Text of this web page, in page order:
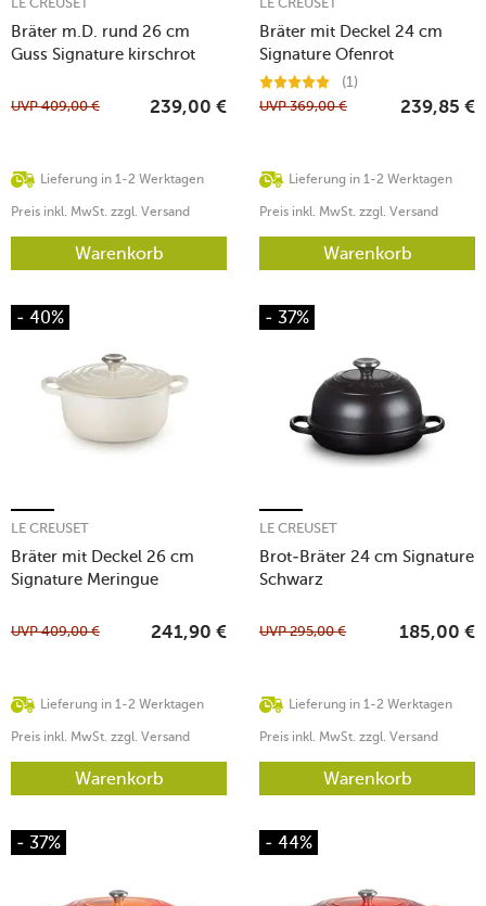
Bräter m.D. rund 26 cm
Guss Signature kirschrot
Lieferung in 1-2 Werktagen
UVP409,00 € 239,00 €
Preis inkl. MwSt. zzgl. Versand
Warenkorb
Bräter mit Deckel 24 cm
Signature Ofenrot
(1)
Lieferung in 1-2 Werktagen
UVP369,00 € 239,85 €
Preis inkl. MwSt. zzgl. Versand
Warenkorb
- 40%
Bräter mit Deckel 26 cm
Signature Meringue
LE CREUSET
Lieferung in 1-2 Werktagen
UVP409,00 € 241,90 €
Preis inkl. MwSt. zzgl. Versand
Warenkorb
- 37%
Brot-Bräter 24 cm Signature
Schwarz
LE CREUSET
Lieferung in 1-2 Werktagen
UVP295,00 € 185,00 €
Preis inkl. MwSt. zzgl. Versand
Warenkorb
- 37% - 44%